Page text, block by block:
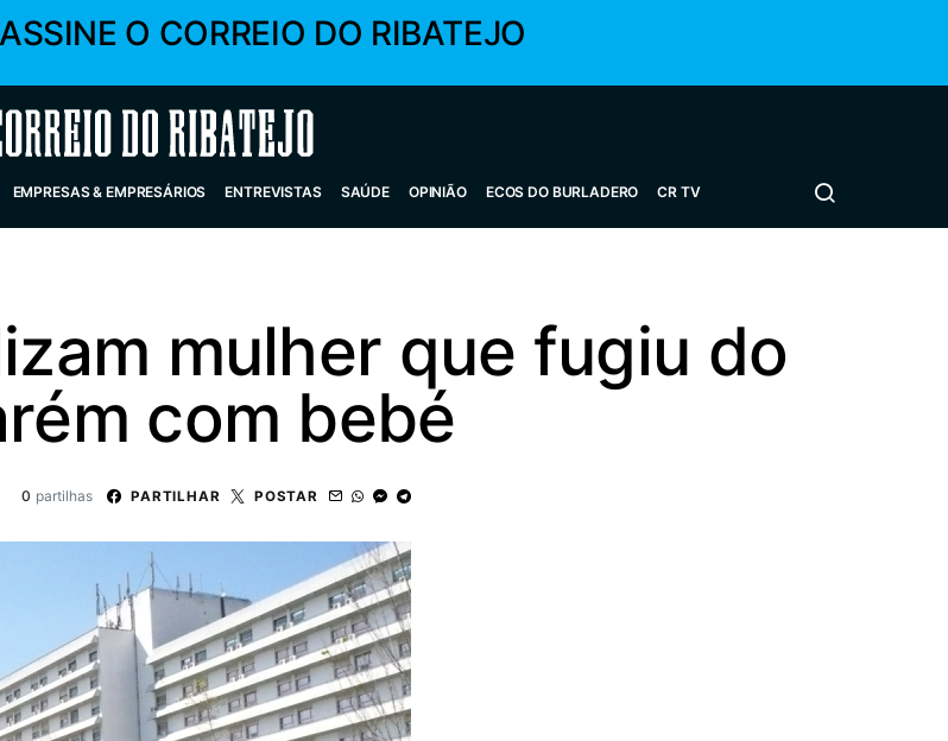
ASSINE O CORREIO DO RIBATEJO
do Ribatejo
EMPRESAS & EMPRESÁRIOS ENTREVISTAS SAÚDE OPINIÃO ECOS DO BURLADERO CR TV
mulher que fugiu do
com bebé
0 partilhas PARTILHAR POSTAR